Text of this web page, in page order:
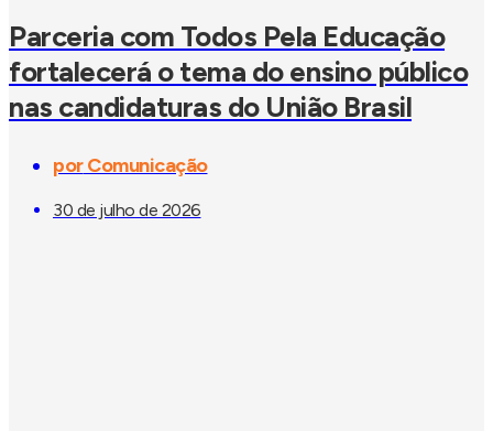
Parceria com Todos Pela Educação
fortalecerá o tema do ensino público
nas candidaturas do União Brasil
porComunicação
30 de julho de 2026